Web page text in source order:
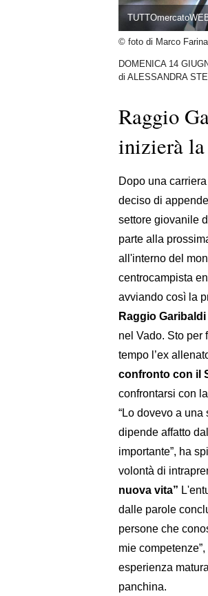
© foto di Marco
DOMENICA 14
di ALESSANDRA
Raggio
inizierà
Dopo una
deciso di
settore giovanile
parte alla
all'interno del
centrocampista
avviando così la
Raggio Garibaldi
nel Vado. Sto per
tempo l’ex
confronto con il
confrontarsi con
“Lo dovevo a
dipende affatto
importante”, ha
volontà di
nuova vita”
dalle parole
persone che
mie
esperienza
panchina.